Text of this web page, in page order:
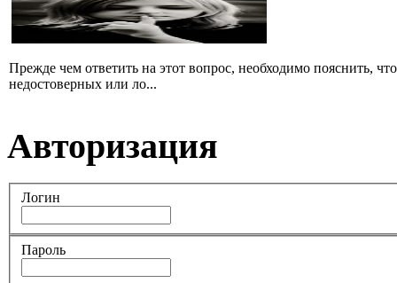
Прежде чем ответить на этот вопрос, необходимо пояснить,
недостоверных или ло...
Авторизация
Логин
Пароль